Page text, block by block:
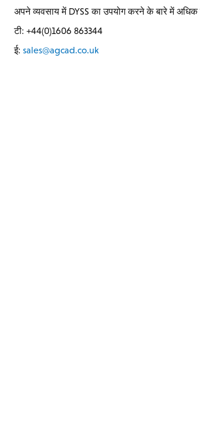
अपने व्यवसाय में DYSS का उपयोग करने के बारे में
टी: +44(0)1606 863344
ई: sales@agcad.co.uk